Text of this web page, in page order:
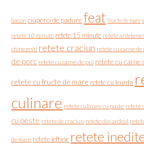
bacon ciuperci de padure feat fructe de mare
retete 10 minute retete 15 minute retete
chinezesti retete craciun retete cu carne de
de porc retete cu carne de pui retete cu carne
retete cu fructe de mare retete cu leurda
culinare retete culinare cu paste retete
cu peste retete de craciun retete din ardeal
de mare retete ieftine retete